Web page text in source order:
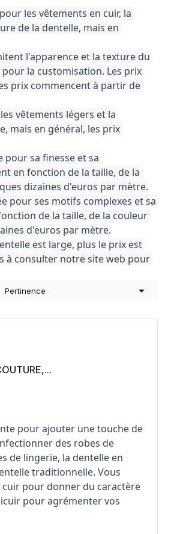
les vêtements en cuir, la
de la dentelle, mais en
l'apparence et la texture du
la customisation. Les prix
prix commencent à partir de
vêtements légers et la
mais en général, les prix
pour sa finesse et sa
en fonction de la taille, de la
dizaines d'euros par mètre.
pour ses motifs complexes et sa
de la taille, de la couleur
d'euros par mètre.
est large, plus le prix est
à consulter notre site web pour
Pertinence 
pour ajouter une touche de
des robes de
de lingerie, la dentelle en
traditionnelle. Vous
pour donner du caractère
pour agrémenter vos